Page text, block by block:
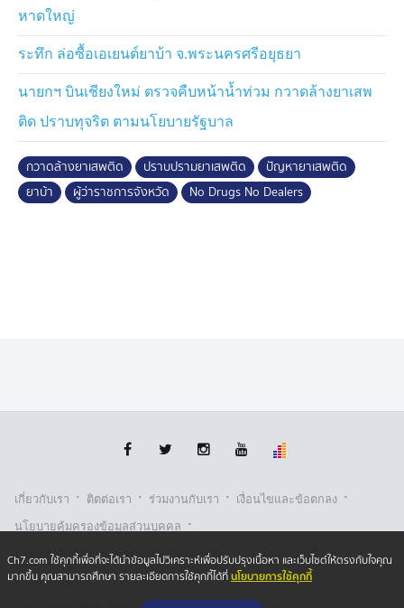
หาดใหญ่
ระทึก ล่อซื้อเอเยนต์ยาบ้า จ.พระนครศรีอยุธยา
นายกฯ บินเชียงใหม่ ตรวจคืบหน้าน้ำท่วม กวาดล้างยาเสพ
ติด ปราบทุจริต ตามนโยบายรัฐบาล
กวาดล้างยาเสพติด ปราบปรามยาเสพติด
ปัญหายาเสพติด
ยาบ้า
ผู้ว่าราชการจังหวัด No Drugs No Dealers
เกี่ยวกับเรา · ติตต่อเรา · ร่วมงานกับเรา · เงื่อนไขและข้อตกลง ·
นโยบายคุ้มครองข้อมูลส่วนบุคคล ·
นโยบายคุ้มครองข้อมูลส่วนบุคคล (ออนไลน์) · นโยบายคุกกี้ ·
รับเรื่องร้องเรียน
Ch7.com ใช้คุกกี้เพื่อที่จะได้นำข้อมูลไปวิเคราะห์เพื่อปรับปรุงเนื้อหา และเว็บไซต์ให้ตรงกับใจคุณ
มากขึ้น คุณสามารถศึกษา รายละเอียดการใช้คุกกี้ได้ที่นโยบายการใช้คุกกี้